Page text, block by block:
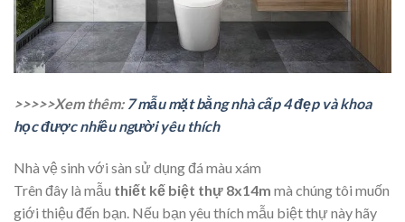
>>>>>Xem thêm: 7 mẫu mặt bằng nhà cấp 4 đẹp và khoa
học được nhiều người yêu thích
Nhà vệ sinh với sàn sử dụng đá màu xám
Trên đây là mẫu thiết kế biệt thự 8x14m mà chúng tôi muốn
giới thiệu đến bạn. Nếu bạn yêu thích mẫu biệt thự này hãy